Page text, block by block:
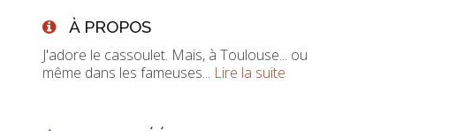
À PROPOS
J'adore le cassoulet. Mais, à Toulouse... ou
même dans les fameuses... Lire la suite